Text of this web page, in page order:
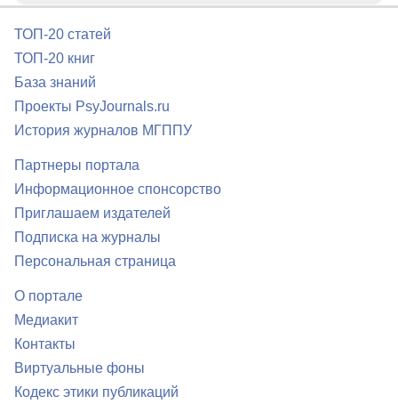
ТОП-20 статей
ТОП-20 книг
База знаний
Проекты PsyJournals.ru
История журналов МГППУ
Партнеры портала
Информационное спонсорство
Приглашаем издателей
Подписка на журналы
Персональная страница
О портале
Медиакит
Контакты
Виртуальные фоны
Кодекс этики публикаций